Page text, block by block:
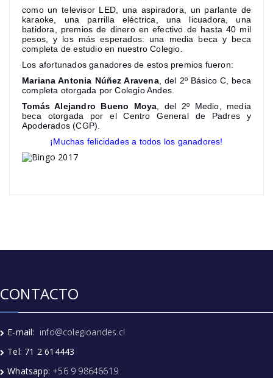
como un televisor LED, una aspiradora, un parlante de
karaoke, una parrilla eléctrica, una licuadora, una
batidora, premios de dinero en efectivo de hasta 40 mil
pesos, y los más esperados: una media beca y beca
completa de estudio en nuestro Colegio.
Los afortunados ganadores de estos premios fueron:
Mariana Antonia Núñez Aravena, del 2º Básico C, beca
completa otorgada por Colegio Andes.
Tomás Alejandro Bueno Moya, del 2º Medio, media
beca otorgada por el Centro General de Padres y
Apoderados (CGP).
¡Muchas felicidades a todos los ganadores!
CONTACTO
E-mail: info@colegioandes.cl
Tel: 71 2 614443
Whatsapp: +56 9 98646619